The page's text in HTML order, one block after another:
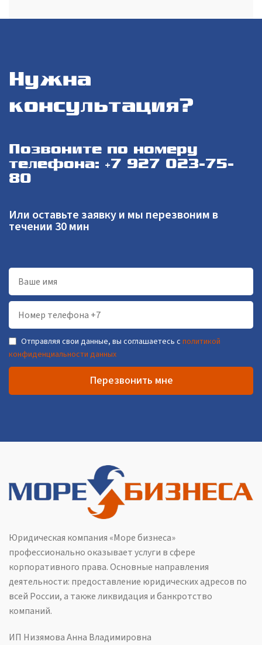
Нужна
консультация?
Позвоните по номеру
телефона: +7 927 023-75-
80
Или оставьте заявку и мы перезвоним в
течении 30 мин
Отправляя свои данные, вы соглашаетесь сполитикой
конфиденциальности данных
Перезвонить мне
Юридическая компания «Море бизнеса»
профессионально оказывает услуги в сфере
корпоративного права. Основные направления
деятельности: предоставление юридических адресов по
всей России, а также ликвидация и банкротство
компаний.
ИП Низямова Анна Владимировна